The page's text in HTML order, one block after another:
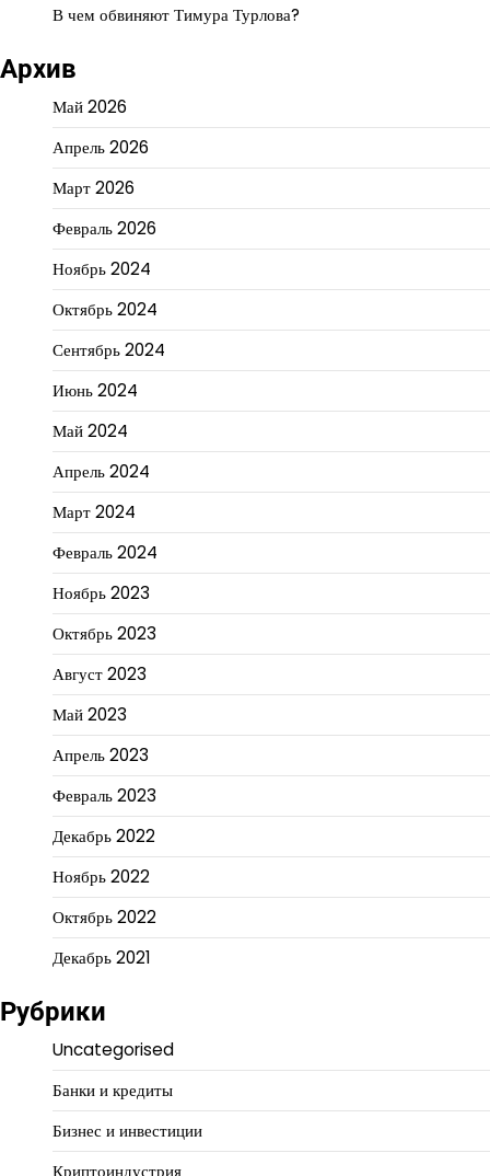
В чем обвиняют Тимура Турлова?
Архив
Май 2026
Апрель 2026
Март 2026
Февраль 2026
Ноябрь 2024
Октябрь 2024
Сентябрь 2024
Июнь 2024
Май 2024
Апрель 2024
Март 2024
Февраль 2024
Ноябрь 2023
Октябрь 2023
Август 2023
Май 2023
Апрель 2023
Февраль 2023
Декабрь 2022
Ноябрь 2022
Октябрь 2022
Декабрь 2021
Рубрики
Uncategorised
Банки и кредиты
Бизнес и инвестиции
Криптоиндустрия